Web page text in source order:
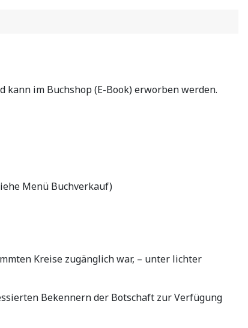
im Buchshop (E-Book) erworben werden.
Menü Buchverkauf)
Kreise zugänglich war, – unter lichter
Bekennern der Botschaft zur Verfügung